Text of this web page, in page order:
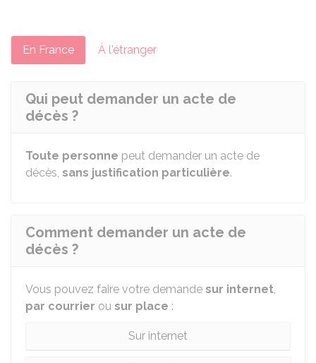
En France À l'étranger
Qui peut demander un acte de
décès ?
Toute personne peut demander un acte de
décès, sans justification particulière.
Comment demander un acte de
décès ?
Vous pouvez faire votre demande sur internet,
par courrier ou sur place :
Sur internet